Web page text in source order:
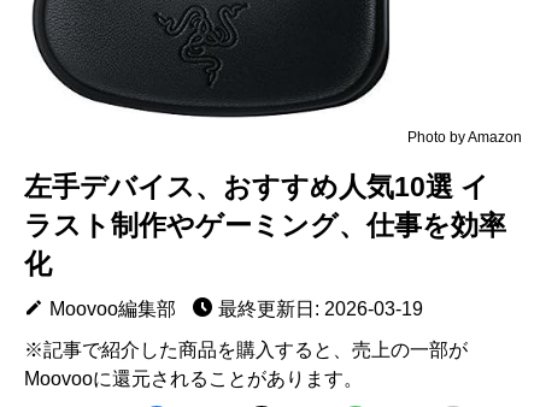
Photo by Amazon
左手デバイス、おすすめ人気10選 イ
ラスト制作やゲーミング、仕事を効率
化
Moovoo編集部
最終更新日: 2026-03-19
※記事で紹介した商品を購入すると、売上の一部が
Moovooに還元されることがあります。